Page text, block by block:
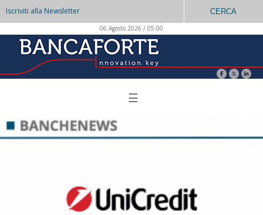
Iscriviti alla Newsletter CERCA
06 Agosto 2026 / 05:00
☰